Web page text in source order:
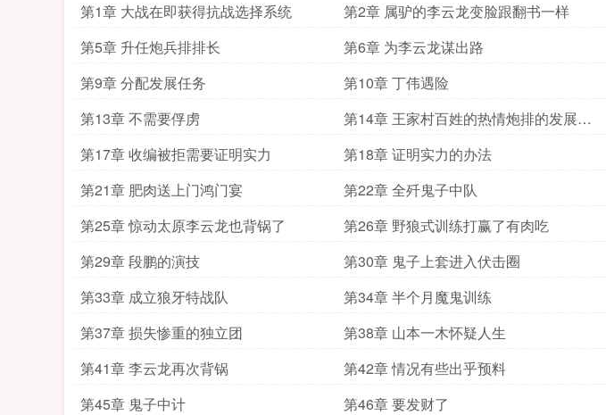
第1章 大战在即获得抗战选择系统 第2章 属驴的李云龙变脸跟翻书一样
第5章 升任炮兵排排长
第6章 为李云龙谋出路
第9章 分配发展任务
第10章 丁伟遇险
第13章 不需要俘虏
第14章 王家村百姓的热情炮排的发展之
路正式开始
第17章 收编被拒需要证明实力
第18章 证明实力的办法
第21章 肥肉送上门鸿门宴
第22章 全歼鬼子中队
第25章 惊动太原李云龙也背锅了
第26章 野狼式训练打赢了有肉吃
第29章 段鹏的演技
第30章 鬼子上套进入伏击圈
第33章 成立狼牙特战队
第34章 半个月魔鬼训练
第37章 损失惨重的独立团
第38章 山本一木怀疑人生
第41章 李云龙再次背锅
第42章 情况有些出乎预料
第45章 鬼子中计
第46章 要发财了